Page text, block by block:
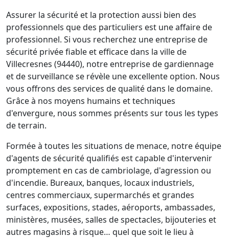
Assurer la sécurité et la protection aussi bien des
professionnels que des particuliers est une affaire de
professionnel. Si vous recherchez une entreprise de
sécurité privée fiable et efficace dans la ville de
Villecresnes (94440), notre entreprise de gardiennage
et de surveillance se révèle une excellente option. Nous
vous offrons des services de qualité dans le domaine.
Grâce à nos moyens humains et techniques
d'envergure, nous sommes présents sur tous les types
de terrain.
Formée à toutes les situations de menace, notre équipe
d'agents de sécurité qualifiés est capable d'intervenir
promptement en cas de cambriolage, d'agression ou
d'incendie. Bureaux, banques, locaux industriels,
centres commerciaux, supermarchés et grandes
surfaces, expositions, stades, aéroports, ambassades,
ministères, musées, salles de spectacles, bijouteries et
autres magasins à risque… quel que soit le lieu à